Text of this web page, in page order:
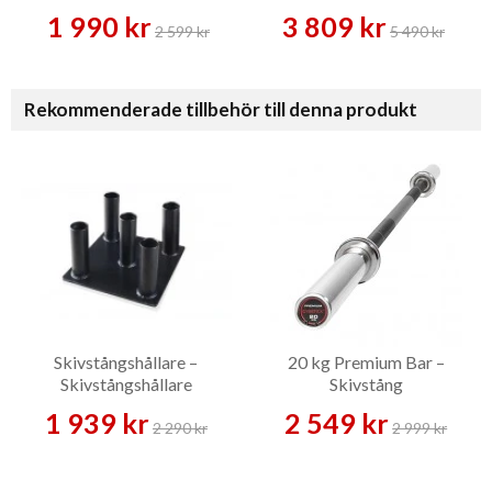
1 990 kr2 599 kr 3 809 kr5 490 kr
Rekommenderade tillbehör till denna produkt
Skivstångshållare –
Skivstångshållare
1 939 kr2 290 kr
20 kg Premium Bar –
Skivstång
2 549 kr2 999 kr